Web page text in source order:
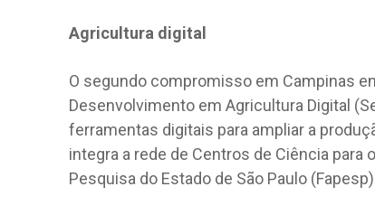
Agricultura digital
O segundo compromisso em Campinas
Desenvolvimento em Agricultura Digital
ferramentas digitais para ampliar a
integra a rede de Centros de Ciência para
Pesquisa do Estado de São Paulo